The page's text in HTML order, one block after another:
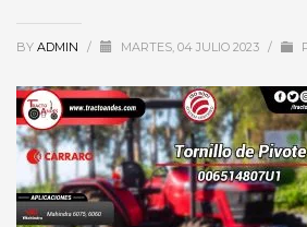
BY ADMIN / MARTES, 04 JULIO 2023 /